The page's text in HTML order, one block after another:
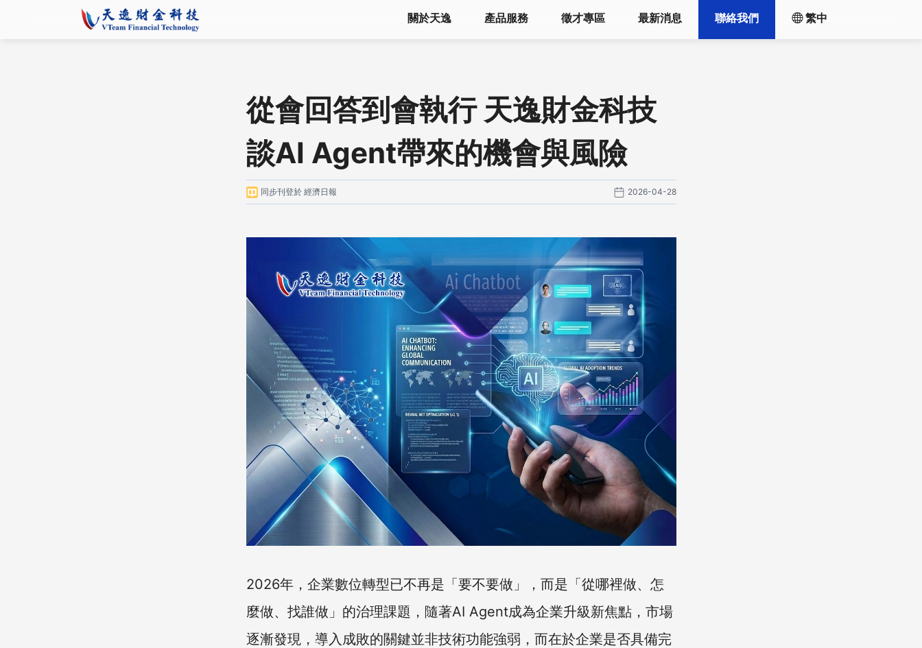
關於天逸 產品服務 徵才專區 最新消息 聯絡我們 繁中
從會回答到會執行 天逸財金科技
談AI Agent帶來的機會與風險
同步刊登於 經濟日報 2026-04-28
2026年，企業數位轉型已不再是「要不要做」，而是「從哪裡做、怎
麼做、找誰做」的治理課題，隨著AI Agent成為企業升級新焦點，市場
逐漸發現，導入成敗的關鍵並非技術功能強弱，而在於企業是否具備完